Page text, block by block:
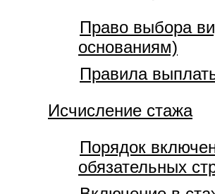
Право выбора
основаниям)
Правила
Исчисление стажа
Порядок
обязательных